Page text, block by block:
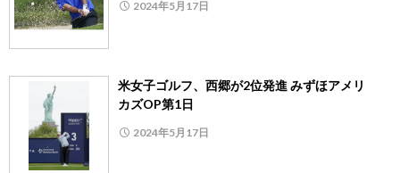
2024年5月17日
米女子ゴルフ、西郷が2位発進 みずほアメリ
カズOP第1日
2024年5月17日